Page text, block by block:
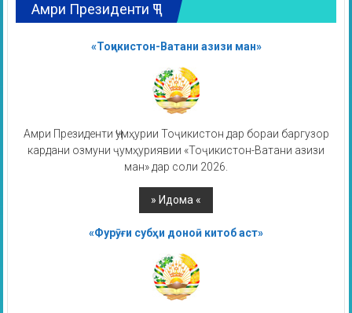
Амри Президенти ҶТ
«Тоҷикистон-Ватани азизи ман»
Амри Президенти Ҷумҳурии Тоҷикистон дар бораи баргузор
кардани озмуни ҷумҳуриявии «Тоҷикистон-Ватани азизи
ман» дар соли 2026.
«Фурӯғи субҳи доноӣ китоб аст»